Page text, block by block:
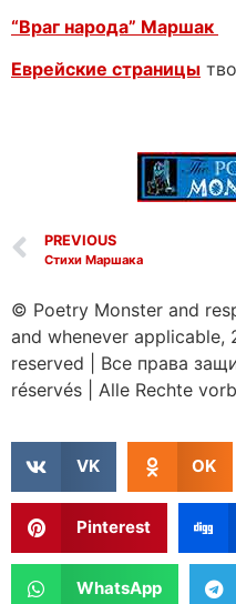
“Враг народа” Маршак
Еврейские страницы
PREVIOUS
Стихи Маршака
© Poetry Monster and
and whenever applicable,
reserved
Все права
réservés
Alle Rechte
VK OK
Pinterest
WhatsApp